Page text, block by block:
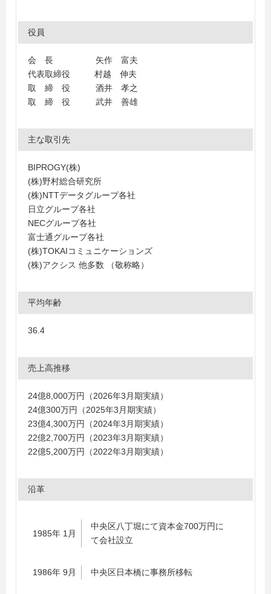
役員
会 長 矢作 富夫
代表取締役 村越 伸夫
取 締 役 酒井 孝之
取 締 役 武井 善雄
主な取引先
BIPROGY(株)
(株)野村総合研究所
(株)NTTデータグループ各社
日立グループ各社
NECグループ各社
富士通グループ各社
(株)TOKAIコミュニケーションズ
(株)アクシス 他多数 （敬称略）
平均年齢
36.4
売上高推移
24億8,000万円（2026年3月期実績）
24億300万円（2025年3月期実績）
23億4,300万円（2024年3月期実績）
22億2,700万円（2023年3月期実績）
22億5,200万円（2022年3月期実績）
沿革
1985年 1月
中央区八丁堀にて資本金700万円に
て会社設立
1986年 9月 中央区日本橋に事務所移転